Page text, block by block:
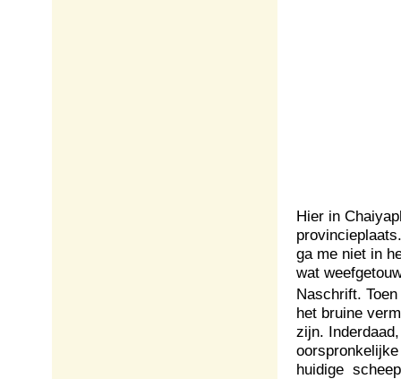
Hier in
ga me niet in
wat
Naschrift.
het bruine
zijn.
huidige